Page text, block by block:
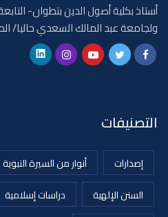
أستاذ بكلية أصول الدين بتطوان-
ولجامعة عبد المالك السعدي حاليا/
التصنيفات
إصدارات أنوار من السيرة النبوية
السنن الإلهية
دراسات إسلامية